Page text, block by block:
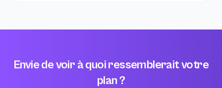
Envie de voir à quoi ressemblerait votre
plan ?